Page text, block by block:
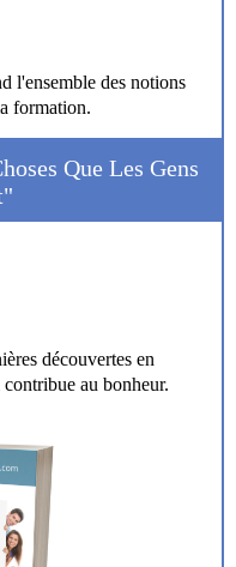
l'ensemble des notions
formation.
Que Les Gens
découvertes en
au bonheur.